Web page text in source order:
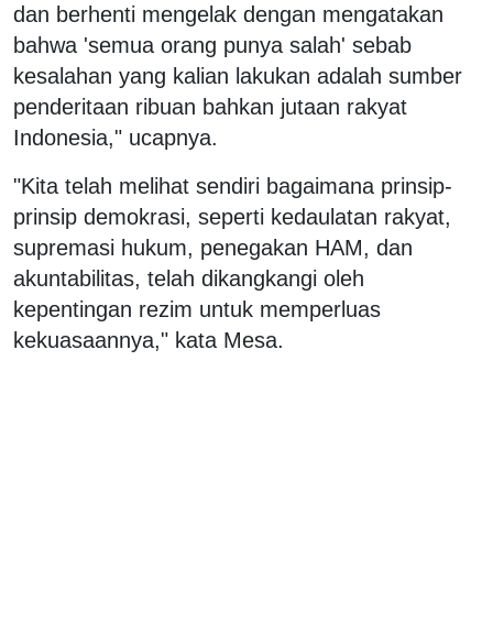
dan berhenti mengelak dengan mengatakan
bahwa 'semua orang punya salah' sebab
kesalahan yang kalian lakukan adalah sumber
penderitaan ribuan bahkan jutaan rakyat
Indonesia," ucapnya.
"Kita telah melihat sendiri bagaimana prinsip-
prinsip demokrasi, seperti kedaulatan rakyat,
supremasi hukum, penegakan HAM, dan
akuntabilitas, telah dikangkangi oleh
kepentingan rezim untuk memperluas
kekuasaannya," kata Mesa.